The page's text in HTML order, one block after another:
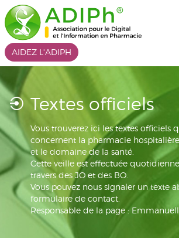
AIDEZ L'ADIPH
Textes officiels
Vous trouverez ici les textes officiels
concernent la pharmacie hospitalière
et le domaine de la santé.
Cette veille est effectuée
travers des JO et des BO.
Vous pouvez nous signaler un texte
formulaire de contact.
Responsable de la page :